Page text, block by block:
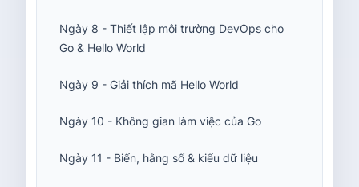
Ngày 8 - Thiết lập môi trường DevOps cho
Go & Hello World
Ngày 9 - Giải thích mã Hello World
Ngày 10 - Không gian làm việc của Go
Ngày 11 - Biến, hằng số & kiểu dữ liệu